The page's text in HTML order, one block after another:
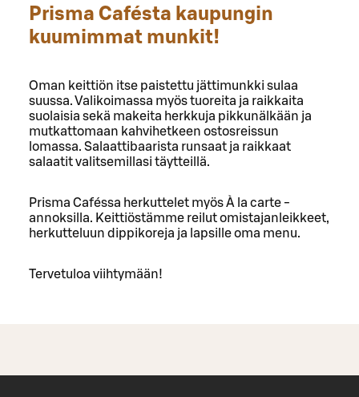
Prisma Cafésta kaupungin
kuumimmat munkit!
Oman keittiön itse paistettu jättimunkki sulaa
suussa. Valikoimassa myös tuoreita ja raikkaita
suolaisia sekä makeita herkkuja pikkunälkään ja
mutkattomaan kahvihetkeen ostosreissun
lomassa. Salaattibaarista runsaat ja raikkaat
salaatit valitsemillasi täytteillä.
Prisma Caféssa herkuttelet myös À la carte -
annoksilla. Keittiöstämme reilut omistajanleikkeet,
herkutteluun dippikoreja ja lapsille oma menu.
Tervetuloa viihtymään!